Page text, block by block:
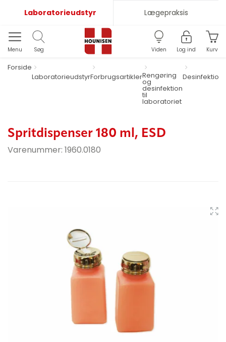
Laboratorieudstyr Lægepraksis
Menu Søg Viden Log ind Kurv
Forside
LaboratorieudstyrForbrugsartiklerRengøring
og
desinfektion
til
laboratoriet
Spritdispenser 180 ml, ESD
Varenummer: 1960.0180